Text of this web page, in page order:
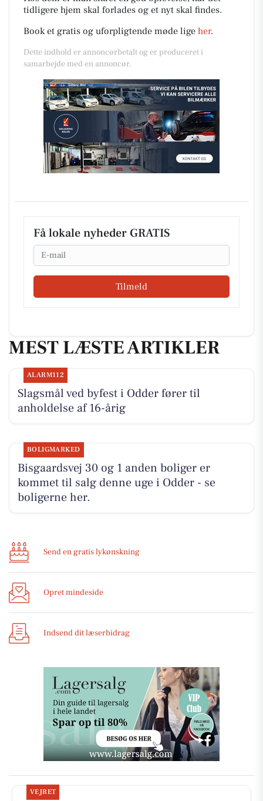
tidligere hjem skal forlades og et nyt skal findes.
Book et gratis og uforpligtende møde lige her.
Dette indhold er annoncørbetalt og er produceret i
samarbejde med en annoncør.
Få lokale nyheder GRATIS
Email
Tilmeld
MEST LÆSTE ARTIKLER
ALARM112
Slagsmål ved byfest i Odder fører til
anholdelse af 16-årig
BOLIGMARKED
Bisgaardsvej 30 og 1 anden boliger er
kommet til salg denne uge i Odder - se
boligerne her.
Send en gratis lykønskning
Opret mindeside
Indsend dit læserbidrag
VEJRET